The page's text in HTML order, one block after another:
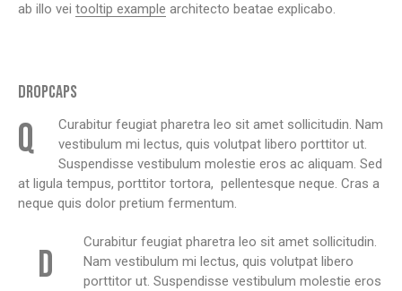
ab illo vei tooltip example architecto beatae explicabo.
DROPCAPS
Q
Curabitur feugiat pharetra leo sit amet sollicitudin. Nam
vestibulum mi lectus, quis volutpat libero porttitor ut.
Suspendisse vestibulum molestie eros ac aliquam. Sed
at ligula tempus, porttitor tortora, pellentesque neque. Cras a
neque quis dolor pretium fermentum.
D
Curabitur feugiat pharetra leo sit amet sollicitudin.
Nam vestibulum mi lectus, quis volutpat libero
porttitor ut. Suspendisse vestibulum molestie eros